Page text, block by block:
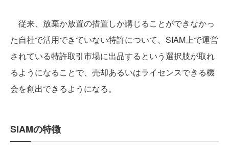
従来、放棄か放置の措置しか講じることができなかっ
た自社で活用できていない特許について、SIAM上で運営
されている特許取引市場に出品するという選択肢が取れ
るようになることで、売却あるいはライセンスできる機
会を創出できるようになる。
SIAMの特徴